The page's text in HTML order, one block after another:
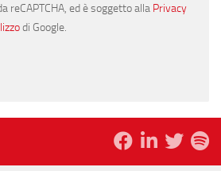
reCAPTCHA, ed è soggetto alla Privacy
di Google.